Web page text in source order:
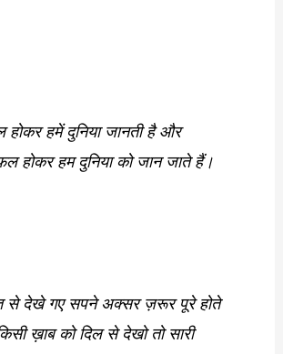
हमें दुनिया जानती है और
होकर हम दुनिया को जान जाते हैं।
से देखे गए सपने अक्सर ज़रूर पूरे होते
ख़ाब को दिल से देखो तो सारी